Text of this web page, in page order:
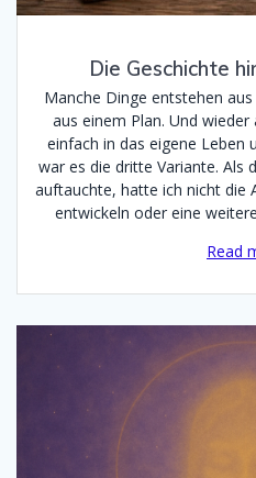
Die Geschichte
Manche Dinge entstehen
aus einem Plan. Und
einfach in das eigene Leben
war es die dritte Variante. Als
auftauchte, hatte ich nicht die
entwickeln oder eine
Read